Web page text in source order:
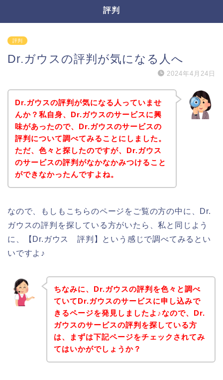
評判
評判
Dr.ガウスの評判が気になる人へ
2024年4月24日
Dr.ガウスの評判が気になる人っていませ
んか？私自身、Dr.ガウスのサービスに興
味があったので、Dr.ガウスのサービスの
評判について調べてみることにしました。
ただ、色々と探したのですが、Dr.ガウス
のサービスの評判がなかなかみつけること
ができなかったんですよね。
なので、もしもこちらのページをご覧の方の中に、Dr.
ガウスの評判を探している方がいたら、私と同じよう
に、【Dr.ガウス 評判】という感じで調べてみるとい
いですよ♪
ちなみに、Dr.ガウスの評判を色々と調べ
ていてDr.ガウスのサービスに申し込みで
きるページを発見しましたよ♪なので、Dr.
ガウスのサービスの評判を探している方
は、まずは下記ページをチェックされてみ
てはいかがでしょうか？